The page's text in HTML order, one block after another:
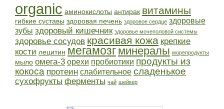
organic аминокислоты антирак витамины
гибкие суставы здоровая печень здоровое сердце здоровые
зубы здоровый кишечник здоровье мочеполовой системы
здоровье сосудов красивая кожа крепкие
кости лецитин мегамозг минералы морепродукты
мыло омега-3 орехи пробиотики продукты из
кокоса протеин слабительное сладенькое
сухофрукты ферменты чай шейкер